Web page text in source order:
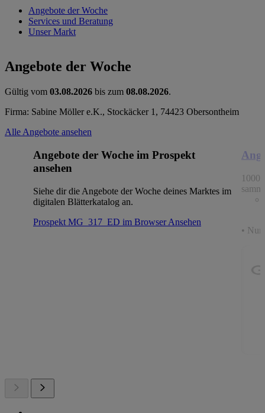
Angebote der Woche
Services und Beratung
Unser Markt
Angebote der Woche
Gültig vom 03.08.2026 bis zum 08.08.2026.
Firma: Sabine Möller e.K., Stockäcker 1, 74423 Obersontheim
Alle Angebote ansehen
Angebote der Woche im Prospekt
ansehen
Siehe dir die Angebote der Woche deines Marktes im
digitalen Blätterkatalog an.
Prospekt MG_317_ED im BrowserAnsehen
1000
• Nur